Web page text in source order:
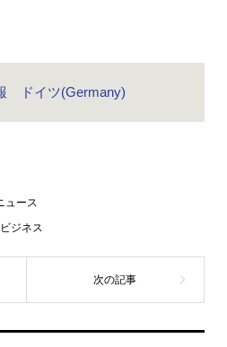
ドイツ(Germany)
ュース
ジネス